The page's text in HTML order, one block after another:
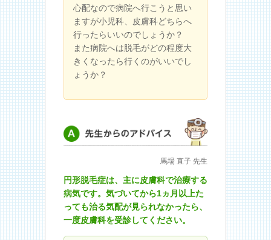
心配なので病院へ行こうと思い
ますが小児科、皮膚科どちらへ
行ったらいいのでしょうか？
また病院へは脱毛がどの程度大
きくなったら行くのがいいでし
ょうか？
先生からのアドバイス馬場 直子 先生
円形脱毛症は、主に皮膚科で治療する
病気です。気づいてから1ヵ月以上た
っても治る気配が見られなかったら、
一度皮膚科を受診してください。